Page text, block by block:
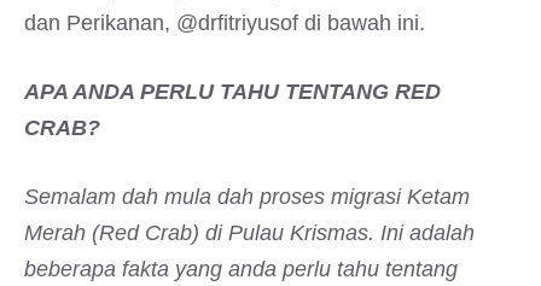
dan Perikanan, @drfitriyusof di bawah ini.
APA ANDA PERLU TAHU TENTANG RED
CRAB?
Semalam dah mula dah proses migrasi Ketam
Merah (Red Crab) di Pulau Krismas. Ini adalah
beberapa fakta yang anda perlu tahu tentang